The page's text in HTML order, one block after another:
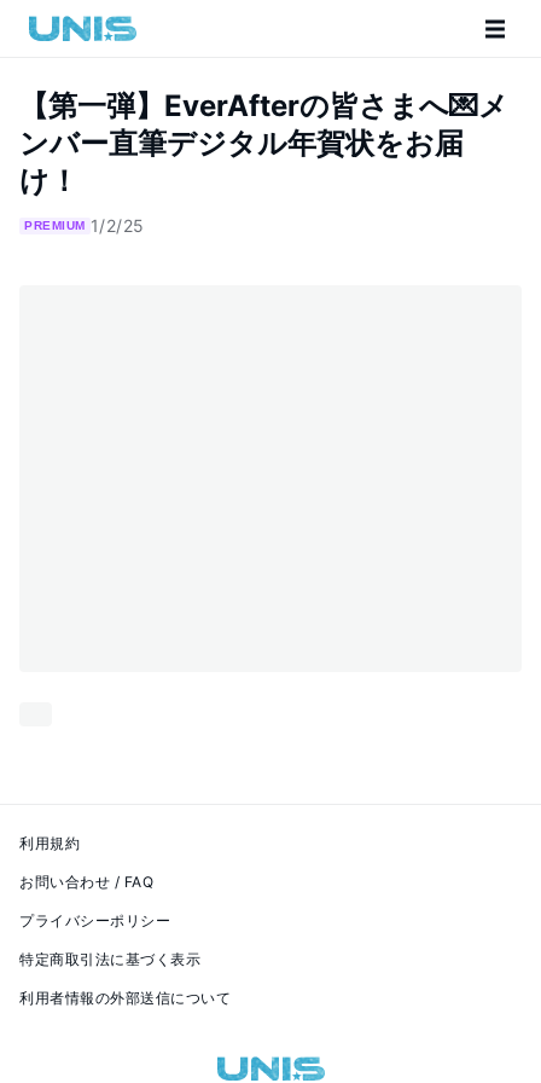
【第一弾】EverAfterの皆さまへ💌メ
ンバー直筆デジタル年賀状をお届
け！
PREMIUM 1/2/25
利用規約
お問い合わせ / FAQ
プライバシーポリシー
特定商取引法に基づく表示
利用者情報の外部送信について